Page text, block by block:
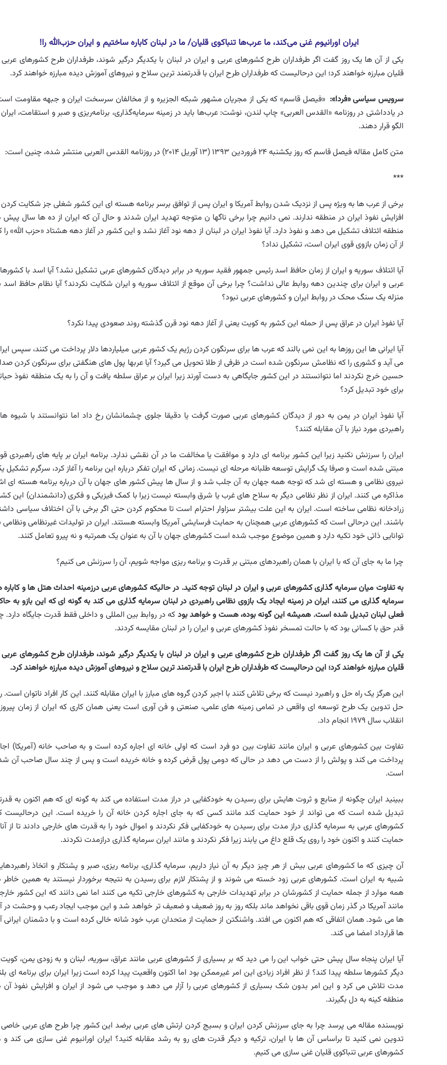
ایران اورانیوم غنی می‌کند، ما عرب‌ها تنباکوی قلیان/ ما در لبنان کاباره ساختیم و ایران حزب‌الله را!
یکی از آن ها یک روز گفت اگر طرفداران طرح کشورهای عربی و ایران در لبنان با یکدیگر درگیر شوند، طرفداران طرح کشورهای عربی
قلیان مبارزه خواهند کرد؛ این درحالیست که طرفداران طرح ایران با قدرتمند ترین سلاح و نیروهای آموزش دیده مبارزه خواهند کرد.
سرویس سیاسی «فردا»: «فیصل قاسم» که یکی از مجریان مشهور شبکه الجزیره و از مخالفان سرسخت ایران و جبهه مقاومت
در یادداشتی در روزنامه «القدس العربی» چاپ لندن، نوشت: عرب‌ها باید در زمینه سرمایه‌گذاری، برنامه‌ریزی و صبر و استقامت، ایران
الگو قرار دهند.
متن کامل مقاله فیصل قاسم که روز یکشنبه ۲۴ فروردین ۱۳۹۳ (۱۳ آوریل ۲۰۱۴) در روزنامه القدس العربی منتشر شده، چنین است:
***
برخی از عرب ها به ویژه پس از نزدیک شدن روابط آمریکا و ایران پس از توافق برسر برنامه هسته ای این کشور شغلی جز شکایت کردن
افزایش نفوذ ایران در منطقه ندارند. نمی دانیم چرا برخی ناگها ن متوجه تهدید ایران شدند و حال آن که ایران از ده ها سال پیش
منطقه ائتلاف تشکیل می دهد و نفوذ دارد. آیا نفوذ ایران در لبنان از دهه نود آغاز نشد و این کشور در آغاز دهه هشتاد «حزب الله» را
از آن زمان بازوی قوی ایران است، تشکیل نداد؟
آیا ائتلاف سوریه و ایران از زمان حافظ اسد رئیس جمهور فقید سوریه در برابر دیدگان کشورهای عربی تشکیل نشد؟ آیا اسد با
عربی و ایران برای چندین دهه روابط عالی نداشت؟ چرا برخی آن موقع از ائتلاف سوریه و ایران شکایت نکردند؟ آیا نظام حافظ اسد
منزله یک سنگ محک در روابط ایران و کشورهای عربی نبود؟
آیا نفوذ ایران در عراق پس از حمله این کشور به کویت یعنی از آغاز دهه نود قرن گذشته روند صعودی پیدا نکرد؟
آیا ایرانی ها این روزها به این نمی بالند که عرب ها برای سرنگون کردن رژیم یک کشور عربی میلیاردها دلار پرداخت می کنند، سپس
می آید و کشوری را که نظامش سرنگون شده است در ظرفی از طلا تحویل می گیرد؟ آیا عربها پول های هنگفتی برای سرنگون کردن
حسین خرج نکردند اما نتوانستند در این کشور جایگاهی به دست آورند زیرا ایران بر عراق سلطه یافت و آن را به یک منطقه نفوذ
برای خود تبدیل کرد؟
آیا نفوذ ایران در یمن به دور از دیدگان کشورهای عربی صورت گرفت یا دقیقا جلوی چشمانشان رخ داد اما نتوانستند با شیوه
راهبردی مورد نیاز با آن مقابله کنند؟
ایران را سرزنش نکنید زیرا این کشور برنامه ای دارد و موافقت یا مخالفت ما در آن نقشی ندارد. برنامه ایران بر پایه های راهبردی
مبتنی شده است و صرفا یک گرایش توسعه طلبانه مرحله ای نیست. زمانی که ایران تفکر درباره این برنامه را آغاز کرد، سرگرم تشکیل
نیروی نظامی و هسته ای شد که توجه همه جهان به آن جلب شد و از سال ها پیش کشور های جهان با آن درباره برنامه هسته ای
مذاکره می کنند. ایران از نظر نظامی دیگر به سلاح های غرب یا شرق وابسته نیست زیرا با کمک فیزیکی و فکری (دانشمندان) این
زرادخانه نظامی ساخته است. ایران به این علت بیشتر سزاوار احترام است تا محکوم کردن حتی اگر برخی با آن اختلاف سیاسی
باشند. این درحالی است که کشورهای عربی همچنان به حمایت فرسایشی آمریکا وابسته هستند. ایران در تولیدات غیرنظامی ونظامی
توانایی ذاتی خود تکیه دارد و همین موضوع موجب شده است کشورهای جهان با آن به عنوان یک همرتبه و نه پیرو تعامل کنند.
چرا ما به جای آن که با ایران با همان راهبردهای مبتنی بر قدرت و برنامه ریزی مواجه شویم، آن را سرزنش می کنیم؟
به تفاوت میان سرمایه گذاری کشورهای عربی و ایران در لبنان توجه کنید. در حالیکه کشورهای عربی درزمینه احداث هتل ها و کاباره
سرمایه گذاری می کنند، ایران در زمینه ایجاد یک بازوی نظامی راهبردی در لبنان سرمایه گذاری می کند به گونه ای که این بازو به
فعلی لبنان تبدیل شده است. همیشه این گونه بوده، هست و خواهد بود که در روابط بین المللی و داخلی فقط قدرت جایگاه دارد.
قدر حق با کسانی بود که با حالت تمسخر نفوذ کشورهای عربی و ایران را در لبنان مقایسه کردند.
یکی از آن ها یک روز گفت اگر طرفداران طرح کشورهای عربی و ایران در لبنان با یکدیگر درگیر شوند، طرفداران طرح کشورهای عربی
قلیان مبارزه خواهند کرد؛ این درحالیست که طرفداران طرح ایران با قدرتمند ترین سلاح و نیروهای آموزش دیده مبارزه خواهند کرد.
این هرگز یک راه حل و راهبرد نیست که برخی تلاش کنند با اجیر کردن گروه های مبارز با ایران مقابله کنند. این کار افراد ناتوان است.
حل تدوین یک طرح توسعه ای واقعی در تمامی زمینه های علمی، صنعتی و فن آوری است یعنی همان کاری که ایران از زمان
انقلاب سال ۱۹۷۹ انجام داد.
تفاوت بین کشورهای عربی و ایران مانند تفاوت بین دو فرد است که اولی خانه ای اجاره کرده است و به صاحب خانه (آمریکا)
پرداخت می کند و پولش را از دست می دهد در حالی که دومی پول قرض کرده و خانه خریده است و پس از چند سال صاحب آن
است.
ببینید ایران چگونه از منابع و ثروت هایش برای رسیدن به خودکفایی در دراز مدت استفاده می کند به گونه ای که هم اکنون به
تبدیل شده است که می تواند از خود حمایت کند مانند کسی که به جای اجاره کردن خانه آن را خریده است. این درحالیست
کشورهای عربی به سرمایه گذاری دراز مدت برای رسیدن به خودکفایی فکر نکردند و اموال خود را به قدرت های خارجی دادند تا از
حمایت کنند و اکنون خود را روی یک قلع داغ می یابند زیرا فکر نکردند و مانند ایران سرمایه گذاری درازمدت نکردند.
آن چیزی که ما کشورهای عربی بیش از هر چیز دیگر به آن نیاز داریم، سرمایه گذاری، برنامه ریزی، صبر و پشتکار و اتخاذ
شبیه به ایران است. کشورهای عربی زود خسته می شوند و از پشتکار لازم برای رسیدن به نتیجه برخوردار نیستند به همین خاطر
همه موارد از جمله حمایت از کشورشان در برابر تهدیدات خارجی به کشورهای خارجی تکیه می کنند اما نمی دانند که این کشور
مانند آمریکا در گذر زمان قوی باقی نخواهد ماند بلکه روز به روز ضعیف و ضعیف تر خواهد شد و این موجب ایجاد رعب و وحشت در
ها می شود. همان اتفاقی که هم اکنون می افتد. واشنگتن از حمایت از متحدان عرب خود شانه خالی کرده است و با دشمنان ایرانی
ها قرارداد امضا می کند.
آیا ایران پنجاه سال پیش حتی خواب این را می دید که بر بسیاری از کشورهای عربی مانند عراق، سوریه، لبنان و به زودی یمن،
دیگر کشورها سلطه پیدا کند؟ از نظر افراد زیادی این امر غیرممکن بود اما اکنون واقعیت پیدا کرده است زیرا ایران برای برنامه ای
مدت تلاش می کرد و این امر بدون شک بسیاری از کشورهای عربی را آزار می دهد و موجب می شود از ایران و افزایش نفوذ آن
منطقه کینه به دل بگیرند.
نویسنده مقاله می پرسد چرا به جای سرزنش کردن ایران و بسیج کردن ارتش های عربی برضد این کشور چرا طرح های عربی خاصی
تدوین نمی کنید تا براساس آن ها با ایران، ترکیه و دیگر قدرت های رو به رشد مقابله کنید؟ ایران اورانیوم غنی سازی می کند و
کشورهای عربی تنباکوی قلیان غنی سازی می کنیم.